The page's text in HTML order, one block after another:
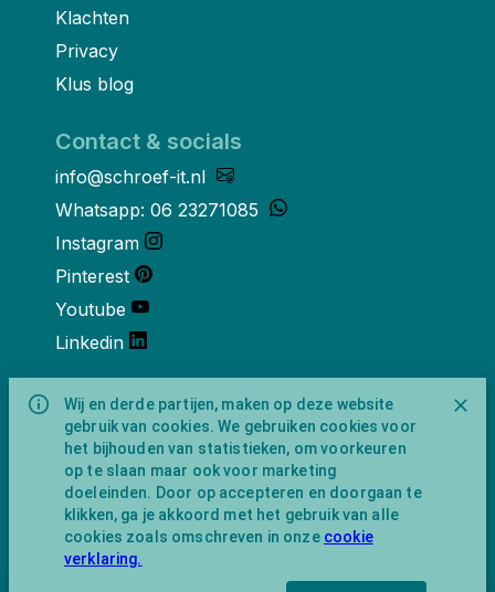
Wij en derde partijen, maken op deze website
gebruik van cookies. We gebruiken cookies voor
het bijhouden van statistieken, om voorkeuren
op te slaan maar ook voor marketing
doeleinden. Door op accepteren en doorgaan te
klikken, ga je akkoord met het gebruik van alle
cookies zoals omschreven in onze cookie
verklaring.
Klachten
Privacy
Klus blog
Contact & socials
info@schroef-it.nl
Whatsapp: 06 23271085
Instagram
Pinterest
Youtube
Linkedin
Over ons
Schroef-it is een handelsnaam van
NewFeather B.V. geregisteerd onder KVK
nummer 91702593 met BTW-
identificatienummer NL865743009B01.
Postadres Amsterdamseweg 91 1422 AC
Uithoorn (geen bezoekadres).